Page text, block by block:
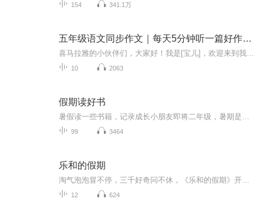
154 341.1万
五年级语文同步作文｜每天5分钟听一篇好作文（人教版
10 2063
假期读好书
99 3464
乐和的假期
12 624